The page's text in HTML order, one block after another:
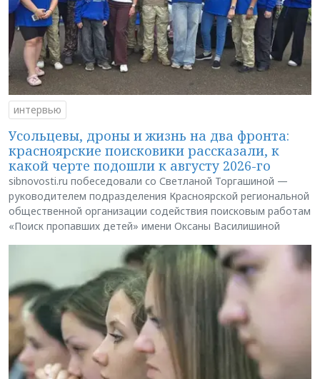
интервью
Усольцевы, дроны и жизнь на два фронта:
красноярские поисковики рассказали, к
какой черте подошли к августу 2026-го
sibnovosti.ru побеседовали со Светланой Торгашиной —
руководителем подразделения Красноярской региональной
общественной организации содействия поисковым работам
«Поиск пропавших детей» имени Оксаны Василишиной